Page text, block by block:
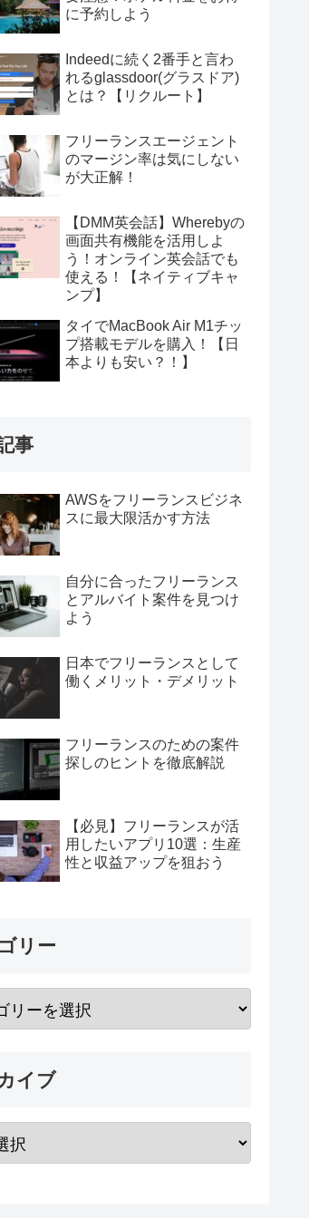
に予約しよう
Indeedに続く2番手と言わ
れるglassdoor(グラスドア)
とは？【リクルート】
フリーランスエージェント
のマージン率は気にしない
が大正解！
【DMM英会話】Wherebyの
画面共有機能を活用しよ
う！オンライン英会話でも
使える！【ネイティブキャ
ンプ】
タイでMacBook Air M1チッ
プ搭載モデルを購入！【日
本よりも安い？！】
事
AWSをフリーランスビジネ
スに最大限活かす方法
自分に合ったフリーランス
とアルバイト案件を見つけ
よう
日本でフリーランスとして
働くメリット・デメリット
フリーランスのための案件
探しのヒントを徹底解説
【必見】フリーランスが活
用したいアプリ10選：生産
性と収益アップを狙おう
リー
イブ